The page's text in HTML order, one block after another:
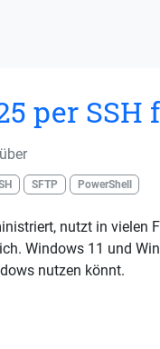
per SSH
SFTP PowerShell
nutzt in
Windows 11 und
nutzen könnt.